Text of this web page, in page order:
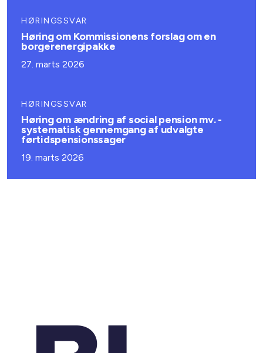
HØRINGSSVAR
Høring om Kommissionens forslag om en
borgerenergipakke
27. marts 2026
HØRINGSSVAR
Høring om ændring af social pension mv. -
systematisk gennemgang af udvalgte
førtidspensionssager
19. marts 2026